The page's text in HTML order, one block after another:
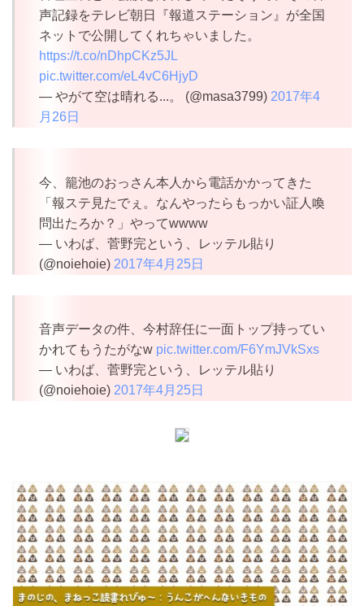
声記録をテレビ朝日『報道ステーション』が全国
ネットで公開してくれちゃいました。
https://t.co/nDhpCKz5JL
pic.twitter.com/eL4vC6HjyD
— やがて空は晴れる...。 (@masa3799) 2017年4
月26日
今、籠池のおっさん本人から電話かかってきた
「報ステ見たでぇ。なんやったらもっかい証人喚
問出たろか？」やってwwww
— いわば、菅野完という、レッテル貼り
(@noiehoie) 2017年4月25日
音声データの件、今村辞任に一面トップ持ってい
かれてもうたがなw pic.twitter.com/F6YmJVkSxs
— いわば、菅野完という、レッテル貼り
(@noiehoie) 2017年4月25日